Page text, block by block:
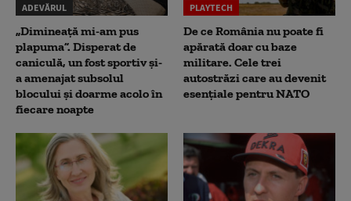
ADEVĂRUL
„Dimineață mi-am pus
plapuma”. Disperat de
caniculă, un fost sportiv și-
a amenajat subsolul
blocului și doarme acolo în
fiecare noapte
PLAYTECH
De ce România nu poate fi
apărată doar cu baze
militare. Cele trei
autostrăzi care au devenit
esențiale pentru NATO